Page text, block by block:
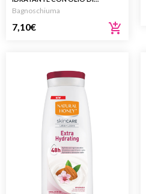
MANDORLE DOLCI 650ML
Bagnoschiuma
7,10€